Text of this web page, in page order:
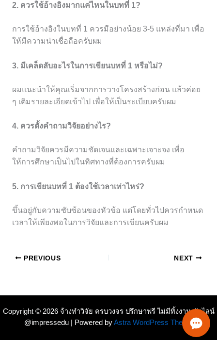
2. ควรใช้อ้างอิงมากแค่ไหนในบทที่ 1?
การใช้อ้างอิงในบทที่ 1 ควรมีอย่างน้อย 3-5 แหล่งที่มา เพื่อ
ให้มีความน่าเชื่อถือครับผม
3. มีเคล็ดลับอะไรในการเขียนบทที่ 1 หรือไม่?
ผมแนะนำให้คุณเริ่มจากการวางโครงสร้างก่อน แล้วค่อย
ๆ เติมรายละเอียดเข้าไป เพื่อให้เป็นระเบียบครับผม
4. ควรตั้งคำถามวิจัยอย่างไร?
คำถามวิจัยควรมีความชัดเจนและเฉพาะเจาะจง เพื่อ
ให้การศึกษาเป็นไปในทิศทางที่ต้องการครับผม
5. การเขียนบทที่ 1 ต้องใช้เวลาเท่าไหร่?
ขึ้นอยู่กับความซับซ้อนของหัวข้อ แต่โดยทั่วไปควรกำหนด
เวลาให้เพียงพอในการวิจัยและการเขียนครับผม
PREVIOUS NEXT
Copyright © 2026 จ้างทำวิจัย ครบวงจร ปรึกษาฟรี ไม่มีทิ้งงาน ทักไลน์
@impressedu | Powered byAstra WordPress Theme